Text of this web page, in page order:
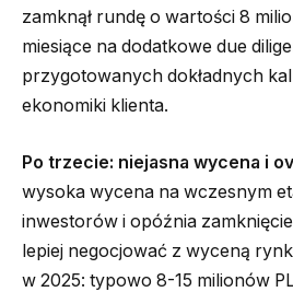
zamknął rundę o wartości 8
miesiące na dodatkowe due
przygotowanych dokładnych
ekonomiki klienta.
Po trzecie: niejasna wycena i
wysoka wycena na wczesnym
inwestorów i opóźnia
lepiej negocjować z wyceną
w 2025: typowo 8-15 milionów